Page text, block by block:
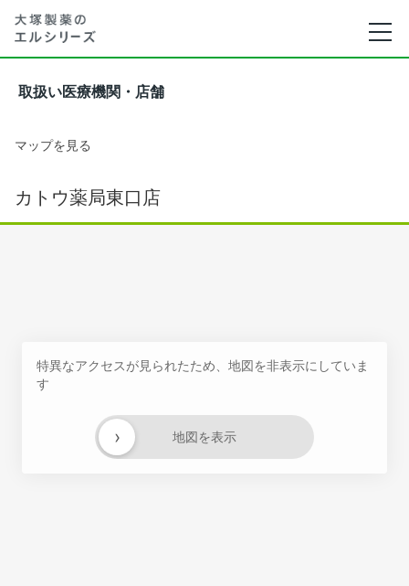
取扱い医療機関・店舗
マップを見る
カトウ薬局東口店
特異なアクセスが見られたため、地図を非表示にしていま
す
地図を表示
›